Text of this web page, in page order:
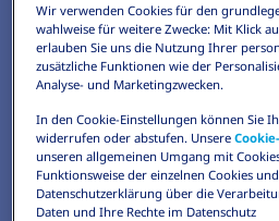
Wir verwenden Cookies für den
wahlweise für weitere Zwecke: Mit Klick
erlauben Sie uns die Nutzung Ihrer
zusätzliche Funktionen wie der
Analyse- und Marketingzwecken.
In den Cookie-Einstellungen können Sie
widerrufen oder abstufen. Unsere
unseren allgemeinen Umgang mit
Funktionsweise der einzelnen Cookies
Datenschutzerklärung über die
Daten und Ihre Rechte im Datenschutz